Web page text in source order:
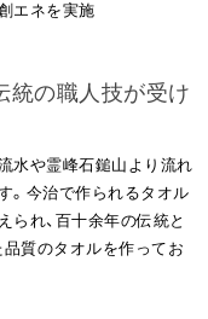
エネを実施
統の職人技が受け
水や霊峰石鎚山より流れ
。今治で作られるタオル
られ、百十余年の伝統と
質のタオルを作ってお